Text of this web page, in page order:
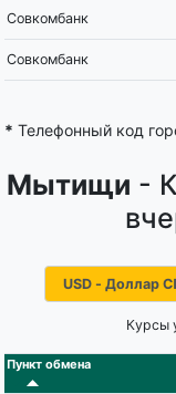
Совкомбанк
Совкомбанк
* Телефонный код
Мытищи -
Курсы
Пункт обмена